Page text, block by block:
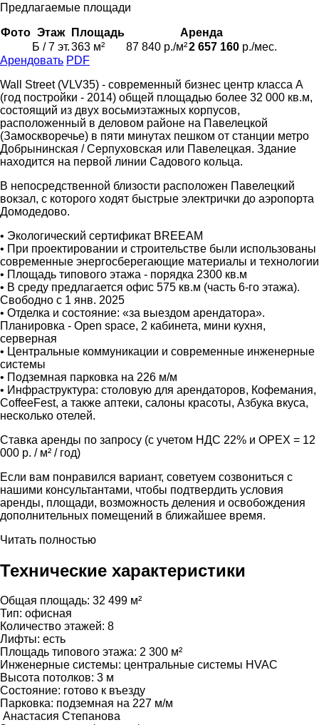
Предлагаемые площади
Фото Этаж Площадь
Аренда
Б / 7 эт.363 м² 87 840 р./м²2 657 160 р./мес.
Арендовать PDF
Wall Street (VLV35) - современный бизнес центр класса А
(год постройки - 2014) общей площадью более 32 000 кв.м,
состоящий из двух восьмиэтажных корпусов,
расположенный в деловом районе на Павелецкой
(Замоскворечье) в пяти минутах пешком от станции метро
Добрынинская / Серпуховская или Павелецкая. Здание
находится на первой линии Садового кольца.
В непосредственной близости расположен Павелецкий
вокзал, с которого ходят быстрые электрички до аэропорта
Домодедово.
• Экологический сертификат BREEAM
• При проектировании и строительстве были использованы
современные энергосберегающие материалы и технологии
• Площадь типового этажа - порядка 2300 кв.м
• В среду предлагается офис 575 кв.м (часть 6-го этажа).
Свободно с 1 янв. 2025
• Отделка и состояние: «за выездом арендатора».
Планировка - Open space, 2 кабинета, мини кухня,
серверная
• Центральные коммуникации и современные инженерные
системы
• Подземная парковка на 226 м/м
• Инфраструктура: столовую для арендаторов, Кофемания,
CoffeeFest, а также аптеки, салоны красоты, Азбука вкуса,
несколько отелей.
Ставка аренды по запросу (с учетом НДС 22% и ОРЕХ = 12
000 р. / м² / год)
Если вам понравился вариант, советуем созвониться с
нашими консультантами, чтобы подтвердить условия
аренды, площади, возможность деления и освобождения
дополнительных помещений в ближайшее время.
Читать полностью
Технические характеристики
Общая площадь: 32 499 м²
Тип: офисная
Количество этажей: 8
Лифты: есть
Площадь типового этажа: 2 300 м²
Инженерные системы: центральные системы HVAC
Высота потолков: 3 м
Состояние: готово к въезду
Парковка: подземная на 227 м/м
Анастасия Степанова